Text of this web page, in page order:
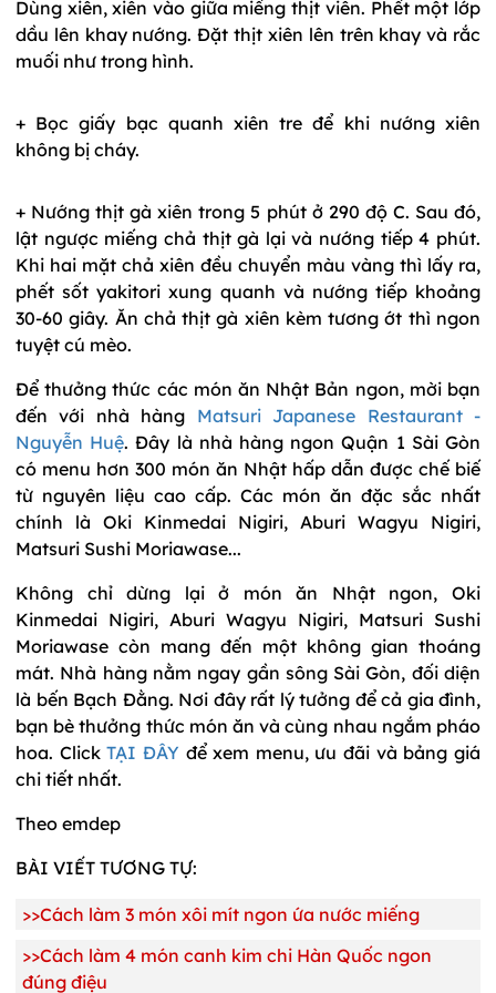
Dùng xiên, xiên vào giữa miếng thịt viên. Phết một lớp
dầu lên khay nướng. Đặt thịt xiên lên trên khay và rắc
muối như trong hình.
+ Bọc giấy bạc quanh xiên tre để khi nướng xiên
không bị cháy.
+ Nướng thịt gà xiên trong 5 phút ở 290 độ C. Sau đó,
lật ngược miếng chả thịt gà lại và nướng tiếp 4 phút.
Khi hai mặt chả xiên đều chuyển màu vàng thì lấy ra,
phết sốt yakitori xung quanh và nướng tiếp khoảng
30-60 giây. Ăn chả thịt gà xiên kèm tương ớt thì ngon
tuyệt cú mèo.
Để thưởng thức các món ăn Nhật Bản ngon, mời bạn
đến với nhà hàng Matsuri Japanese Restaurant -
Nguyễn Huệ. Đây là nhà hàng ngon Quận 1 Sài Gòn
có menu hơn 300 món ăn Nhật hấp dẫn được chế biế
từ nguyên liệu cao cấp. Các món ăn đặc sắc nhất
chính là Oki Kinmedai Nigiri, Aburi Wagyu Nigiri,
Matsuri Sushi Moriawase...
Không chỉ dừng lại ở món ăn Nhật ngon, Oki
Kinmedai Nigiri, Aburi Wagyu Nigiri, Matsuri Sushi
Moriawase còn mang đến một không gian thoáng
mát. Nhà hàng nằm ngay gần sông Sài Gòn, đối diện
là bến Bạch Đằng. Nơi đây rất lý tưởng để cả gia đình,
bạn bè thưởng thức món ăn và cùng nhau ngắm pháo
hoa. ClickTẠI ĐÂY để xem menu, ưu đãi và bảng giá
chi tiết nhất.
Theo emdep
BÀI VIẾT TƯƠNG TỰ:
>>Cách làm 3 món xôi mít ngon ứa nước miếng
>>Cách làm 4 món canh kim chi Hàn Quốc ngon
đúng điệu